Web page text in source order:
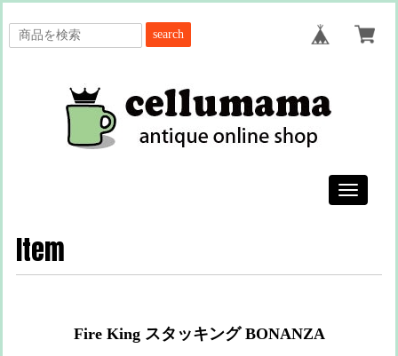
search
Toggle
Item
Fire King スタッキング BONANZA